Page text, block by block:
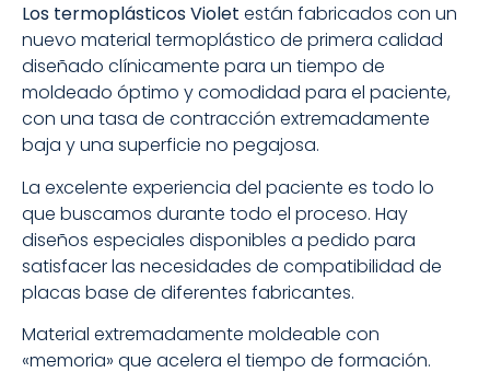
Los termoplásticos Violet están fabricados con un
nuevo material termoplástico de primera calidad
diseñado clínicamente para un tiempo de
moldeado óptimo y comodidad para el paciente,
con una tasa de contracción extremadamente
baja y una superficie no pegajosa.
La excelente experiencia del paciente es todo lo
que buscamos durante todo el proceso. Hay
diseños especiales disponibles a pedido para
satisfacer las necesidades de compatibilidad de
placas base de diferentes fabricantes.
Material extremadamente moldeable con
«memoria» que acelera el tiempo de formación.